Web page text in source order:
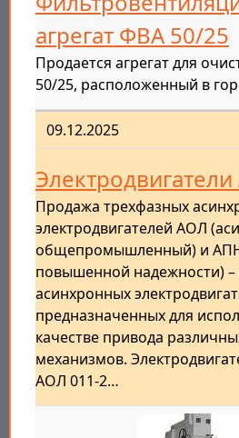
агрегат ФВА 50/25
Продается агрегат для
50/25, расположенный в
09.12.2025
Продажа трехфазных
электродвигателей АОЛ
общепромышленный) и
повышенной надежности) –
асинхронных
предназначенных для
качестве привода
механизмов.
АОЛ 011-2…